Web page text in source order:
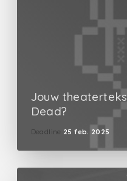
Jouw
Dead?
Deadline 25 feb. 2025